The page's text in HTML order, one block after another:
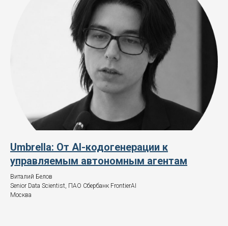
Umbrella: От AI-кодогенерации к
управляемым автономным агентам
Виталий Белов
Senior Data Scientist, ПАО Сбербанк FrontierAI
Москва